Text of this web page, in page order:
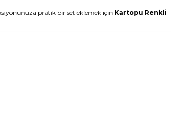
pratik bir set eklemek için Kartopu Renkli